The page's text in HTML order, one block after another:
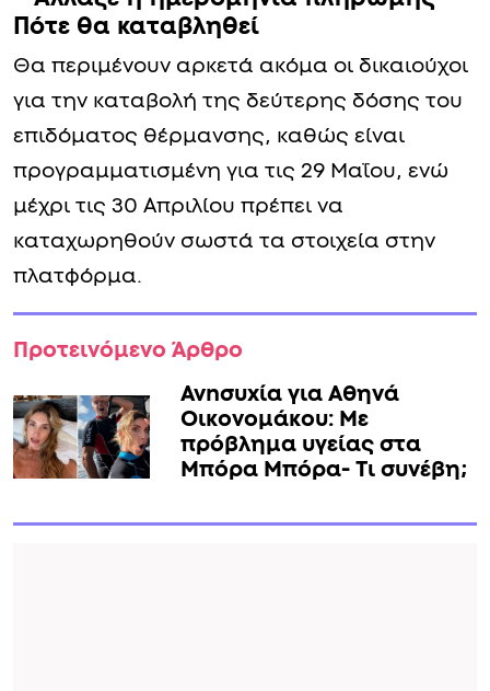
Πότε θα καταβληθεί
Θα περιμένουν αρκετά ακόμα οι δικαιούχοι
για την καταβολή της δεύτερης δόσης του
επιδόματος θέρμανσης, καθώς είναι
προγραμματισμένη για τις 29 Μαΐου, ενώ
μέχρι τις 30 Απριλίου πρέπει να
καταχωρηθούν σωστά τα στοιχεία στην
πλατφόρμα.
Προτεινόμενο Άρθρο
Ανnσυxία για Αθηνά
Οικονομάκου: Με
πρόβλημα υγείας στα
Μπόρα Μπόρα- Τι συνέβη;